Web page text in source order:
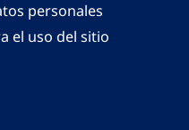
personales
el uso del sitio